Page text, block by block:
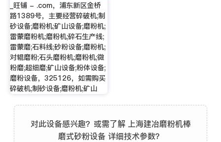
_旺铺 - .com，浦东新区金桥
路1389号，主要经营碎破机;制
砂设备;磨粉机;矿山设备;磨粉机;
雷蒙磨粉机;磨粉机;碎石生产线;
雷蒙磨;石料线;砂粉设备;磨粉机;
对辊磨粉;石头磨粉机;磨粉机;微
粉磨;超细磨;矿山设备;粉体设备;
磨粉设备，325126，如需购买
碎破机;制砂设备;磨粉机;矿山
对此设备感兴趣？或需了解 上海建冶磨粉机棒
磨式砂粉设备 详细技术参数？